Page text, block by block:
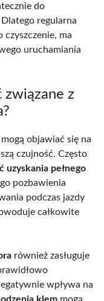
do
regularna
ma
uruchamiania
związane z
objawiać się na
czujność. Często
uzyskania pełnego
pozbawienia
podczas jazdy
całkowite
również zasługuje
wpływa na
klem mogą